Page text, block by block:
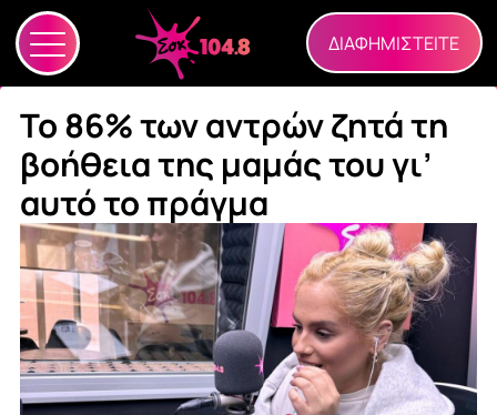
ΔΙΑΦΗΜΙΣΤΕΙΤΕ
Το 86% των αντρών ζητά τη
βοήθεια της μαμάς του γι’
αυτό το πράγμα